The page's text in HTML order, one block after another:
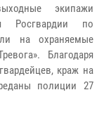
экипажи
Росгвардии по
на охраняемые
Благодаря
краж на
полиции 27